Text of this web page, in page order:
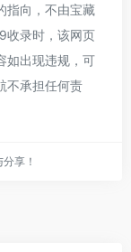
指向，不由宝藏
收录时，该网页
如出现违规，可
不承担任何责
享！